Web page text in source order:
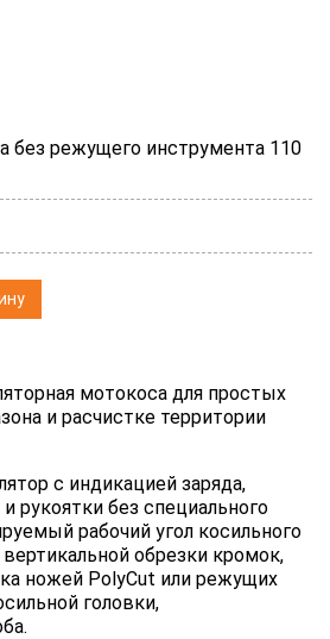
без режущего инструмента 110
мотокоса для простых
и расчистке территории
с индикацией заряда,
рукоятки без специального
рабочий угол косильного
обрезки кромок,
ножей PolyCut или режущих
головки,